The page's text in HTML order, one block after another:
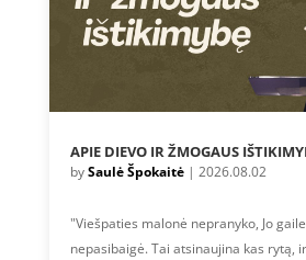
APIE DIEVO IR ŽMOGAUS
bySaulė Špokaitė| 2026.08.02
"Viešpaties malonė nepranyko, Jo
nepasibaigė. Tai atsinaujina kas rytą,